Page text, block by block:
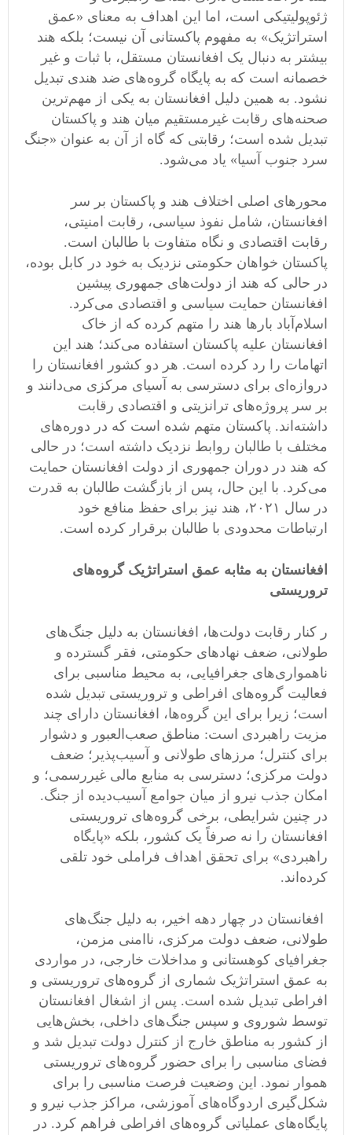
ژئوپولیتیکی است، اما این اهداف به معنای «عمق
استراتژیک» به مفهوم پاکستانی آن نیست؛ بلکه هند
بیشتر به دنبال یک افغانستان مستقل، با ثبات و غیر
خصمانه است که به پایگاه گروه‌های ضد هندی تبدیل
نشود. به همین دلیل افغانستان به یکی از مهم‌ترین
صحنه‌های رقابت غیرمستقیم میان هند و پاکستان
تبدیل شده است؛ رقابتی که گاه از آن به عنوان «جنگ
سرد جنوب آسیا» یاد می‌شود.
محورهای اصلی اختلاف هند و پاکستان بر سر
افغانستان، شامل نفوذ سیاسی، رقابت امنیتی،
رقابت اقتصادی و نگاه متفاوت با طالبان است.
پاکستان خواهان حکومتی نزدیک به خود در کابل بوده،
در حالی که هند از دولت‌های جمهوری پیشین
افغانستان حمایت سیاسی و اقتصادی می‌کرد.
اسلام‌آباد بارها هند را متهم کرده که از خاک
افغانستان علیه پاکستان استفاده می‌کند؛ هند این
اتهامات را رد کرده است. هر دو کشور افغانستان را
دروازه‌ای برای دسترسی به آسیای مرکزی می‌دانند و
بر سر پروژه‌های ترانزیتی و اقتصادی رقابت
داشته‌اند. پاکستان متهم شده است که در دوره‌های
مختلف با طالبان روابط نزدیک داشته است؛ در حالی
که هند در دوران جمهوری از دولت افغانستان حمایت
می‌کرد. با این حال، پس از بازگشت طالبان به قدرت
در سال ۲۰۲۱، هند نیز برای حفظ منافع خود
ارتباطات محدودی با طالبان برقرار کرده است.
افغانستان به مثابه عمق استراتژیک گروه‌های
تروریستی
ر کنار رقابت دولت‌ها، افغانستان به دلیل جنگ‌های
طولانی، ضعف نهادهای حکومتی، فقر گسترده و
ناهمواری‌های جغرافیایی، به محیط مناسبی برای
فعالیت گروه‌های افراطی و تروریستی تبدیل شده
است؛ زیرا برای این گروه‌ها، افغانستان دارای چند
مزیت راهبردی است: مناطق صعب‌العبور و دشوار
برای کنترل؛ مرزهای طولانی و آسیب‌پذیر؛ ضعف
دولت مرکزی؛ دسترسی به منابع مالی غیررسمی؛ و
امکان جذب نیرو از میان جوامع آسیب‌دیده از جنگ.
در چنین شرایطی، برخی گروه‌های تروریستی
افغانستان را نه صرفاً یک کشور، بلکه «پایگاه
راهبردی» برای تحقق اهداف فراملی خود تلقی
کرده‌اند.
افغانستان در چهار دهه اخیر، به دلیل جنگ‌های
طولانی، ضعف دولت مرکزی، ناامنی مزمن،
جغرافیای کوهستانی و مداخلات خارجی، در مواردی
به عمق استراتژیک شماری از گروه‌های تروریستی و
افراطی تبدیل شده است. پس از اشغال افغانستان
توسط شوروی و سپس جنگ‌های داخلی، بخش‌هایی
از کشور به مناطق خارج از کنترل دولت تبدیل شد و
فضای مناسبی را برای حضور گروه‌های تروریستی
هموار نمود. این وضعیت فرصت مناسبی را برای
شکل‌گیری اردوگاه‌های آموزشی، مراکز جذب نیرو و
پایگاه‌های عملیاتی گروه‌های افراطی فراهم کرد. در